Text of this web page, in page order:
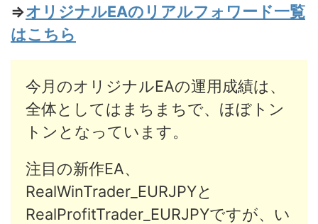
⇒オリジナルEAのリアルフォワード一覧
はこちら
今月のオリジナルEAの運用成績は、
全体としてはまちまちで、ほぼトン
トンとなっています。
注目の新作EA、
RealWinTrader_EURJPYと
RealProfitTrader_EURJPYですが、い